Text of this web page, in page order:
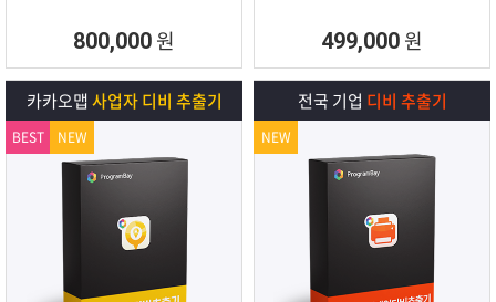
800,000 원
추출 수집 프로그램
499,000 원
카카오맵사업자 디비 추출기
BEST NEW
전국 기업 디비 추출기
NEW